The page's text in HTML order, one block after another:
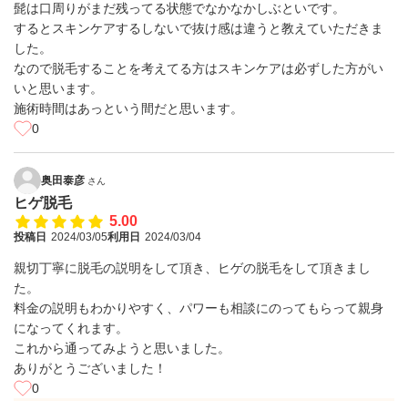
髭は口周りがまだ残ってる状態でなかなかしぶといです。
するとスキンケアするしないで抜け感は違うと教えていただきま
した。
なので脱毛することを考えてる方はスキンケアは必ずした方がい
いと思います。
施術時間はあっという間だと思います。
0
奥田泰彦 さん
ヒゲ脱毛
5.00
投稿日 2024/03/05利用日 2024/03/04
親切丁寧に脱毛の説明をして頂き、ヒゲの脱毛をして頂きまし
た。
料金の説明もわかりやすく、パワーも相談にのってもらって親身
になってくれます。
これから通ってみようと思いました。
ありがとうございました！
0